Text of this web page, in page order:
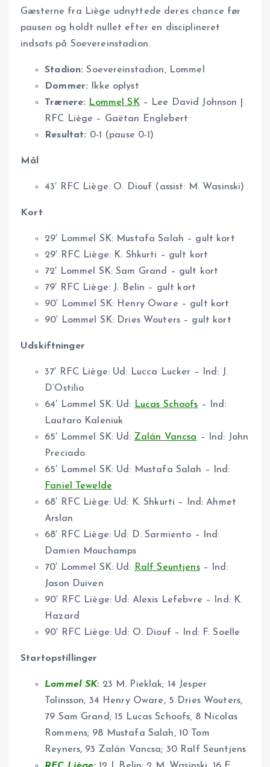
Gæsterne fra Liège udnyttede deres chance før
pausen og holdt nullet efter en disciplineret
indsats på Soevereinstadion.
Stadion: Soevereinstadion, Lommel
Dommer: Ikke oplyst
Trænere: Lommel SK– Lee David Johnson |
RFC Liège – Gaëtan Englebert
Resultat: 0-1 (pause 0-1)
Mål
43′ RFC Liège: O. Diouf (assist: M. Wasinski)
Kort
29′ Lommel SK: Mustafa Salah – gult kort
29′ RFC Liège: K. Shkurti – gult kort
72′ Lommel SK: Sam Grand – gult kort
79′ RFC Liège: J. Belin – gult kort
90′ Lommel SK: Henry Oware – gult kort
90′ Lommel SK: Dries Wouters – gult kort
Udskiftninger
37′ RFC Liège: Ud: Lucca Lucker – Ind: J.
D’Ostilio
64′ Lommel SK: Ud: Lucas Schoofs – Ind:
Lautaro Kaleniuk
65′ Lommel SK: Ud: Zalán Vancsa – Ind: John
Preciado
65′ Lommel SK: Ud: Mustafa Salah – Ind:
Faniel Tewelde
68′ RFC Liège: Ud: K. Shkurti – Ind: Ahmet
Arslan
68′ RFC Liège: Ud: D. Sarmiento – Ind:
Damien Mouchamps
70′ Lommel SK: Ud: Ralf Seuntjens– Ind:
Jason Duiven
90′ RFC Liège: Ud: Alexis Lefebvre – Ind: K.
Hazard
90′ RFC Liège: Ud: O. Diouf – Ind: F. Soelle
Startopstillinger
Lommel SK: 23 M. Pieklak; 14 Jesper
Tolinsson, 34 Henry Oware, 5 Dries Wouters,
79 Sam Grand; 15 Lucas Schoofs, 8 Nicolas
Rommens; 98 Mustafa Salah, 10 Tom
Reyners, 93 Zalán Vancsa; 30 Ralf Seuntjens